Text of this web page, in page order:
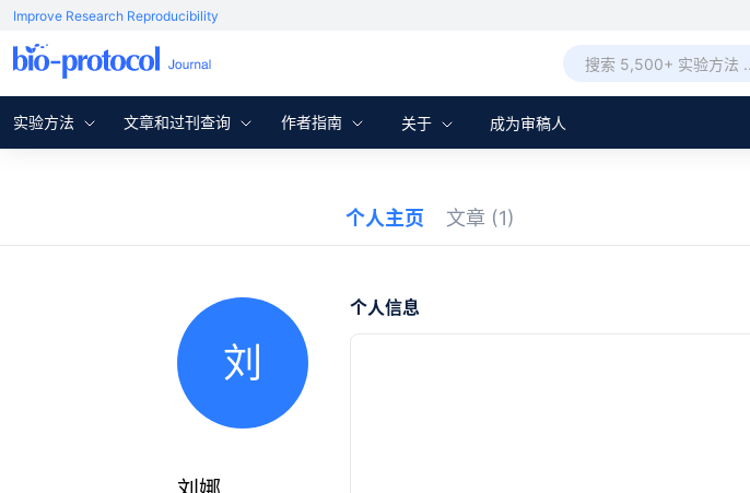
Improve Research Reproducibility
实验方法 文章和过刊查询 作者指南 关于 成为审稿人
个人主页 文章 (1)
刘
个人信息